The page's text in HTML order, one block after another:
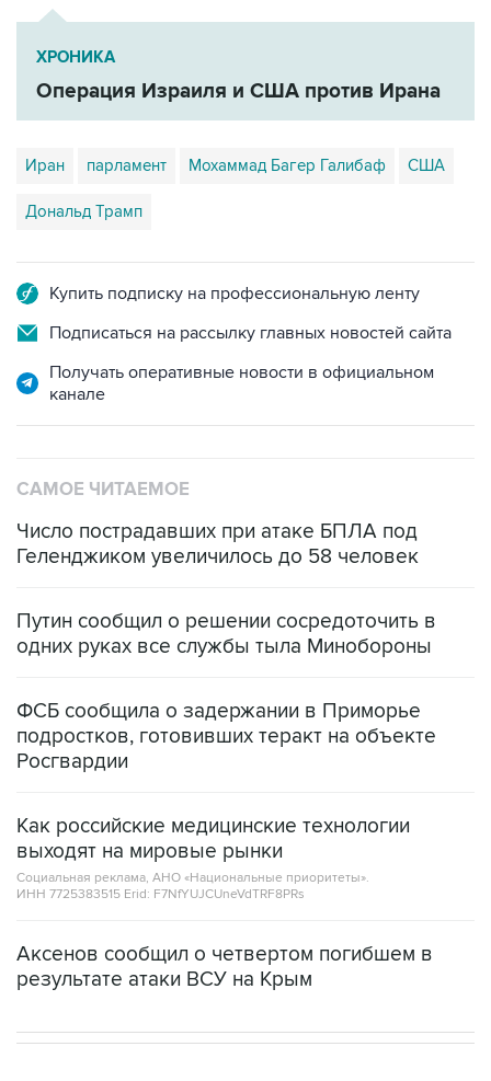
ХРОНИКА
Операция Израиля и США против Ирана
Иран парламент Мохаммад Багер Галибаф США
Дональд Трамп
Подписаться на рассылку главных новостей сайта
Получать оперативные новости в официальном
Число пострадавших при атаке БПЛА под
Путин сообщил о решении сосредоточить в
ФСБ сообщила о задержании в Приморье
Росгвардии
Как российские медицинские технологии
Социальная реклама, АНО «Национальные приоритеты».
ИНН 7725383515 Erid: F7NfYUJCUneVdTRF8PRs